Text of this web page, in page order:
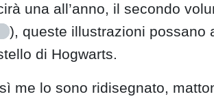
una all’anno, il secondo
), queste illustrazioni possano
di Hogwarts.
me lo sono ridisegnato,